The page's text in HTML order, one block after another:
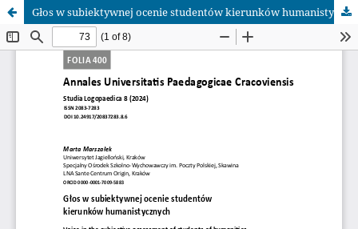
Głos w subiektywnej ocenie studentów kierunków humanistycznych